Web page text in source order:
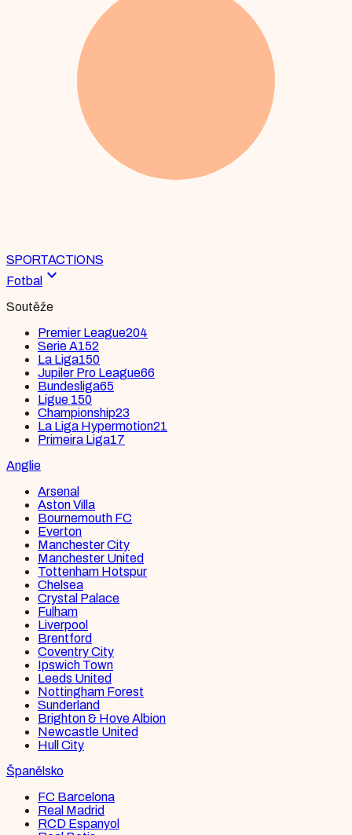
SPORTACTIONS
Fotbal expand_more
Soutěže
Premier League204
Serie A152
La Liga150
Jupiler Pro League66
Bundesliga65
Ligue 150
Championship23
La Liga Hypermotion21
Primeira Liga17
Anglie
Arsenal
Aston Villa
Bournemouth FC
Everton
Manchester City
Manchester United
Tottenham Hotspur
Chelsea
Crystal Palace
Fulham
Liverpool
Brentford
Coventry City
Ipswich Town
Leeds United
Nottingham Forest
Sunderland
Brighton & Hove Albion
Newcastle United
Hull City
Španělsko
FC Barcelona
Real Madrid
RCD Espanyol